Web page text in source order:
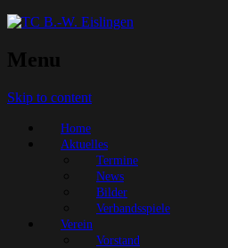
Menu
Skip to content
Home
Aktuelles
Termine
News
Bilder
Verbandsspiele
Verein
Vorstand